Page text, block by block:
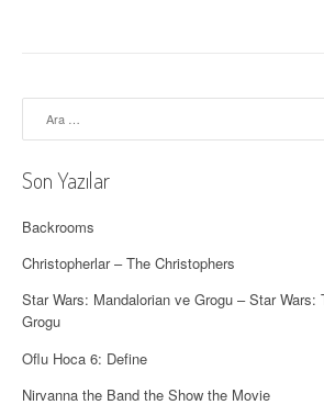
a
ş
ı
m
ı
Son Yazılar
Backrooms
Christopherlar – The Christophers
Star Wars: Mandalorian ve Grogu – Star Wars:
Grogu
Oflu Hoca 6: Define
Nirvanna the Band the Show the Movie